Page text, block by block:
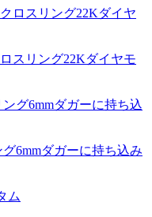
スリング22Kダイヤモ
6mmダガーに持ち込み